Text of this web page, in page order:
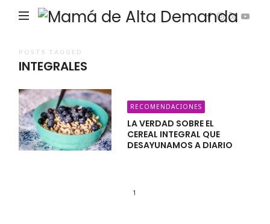
POSTS TAGGED
INTEGRALES
RECOMENDACIONES
LA VERDAD SOBRE EL
CEREAL INTEGRAL QUE
DESAYUNAMOS A DIARIO
1